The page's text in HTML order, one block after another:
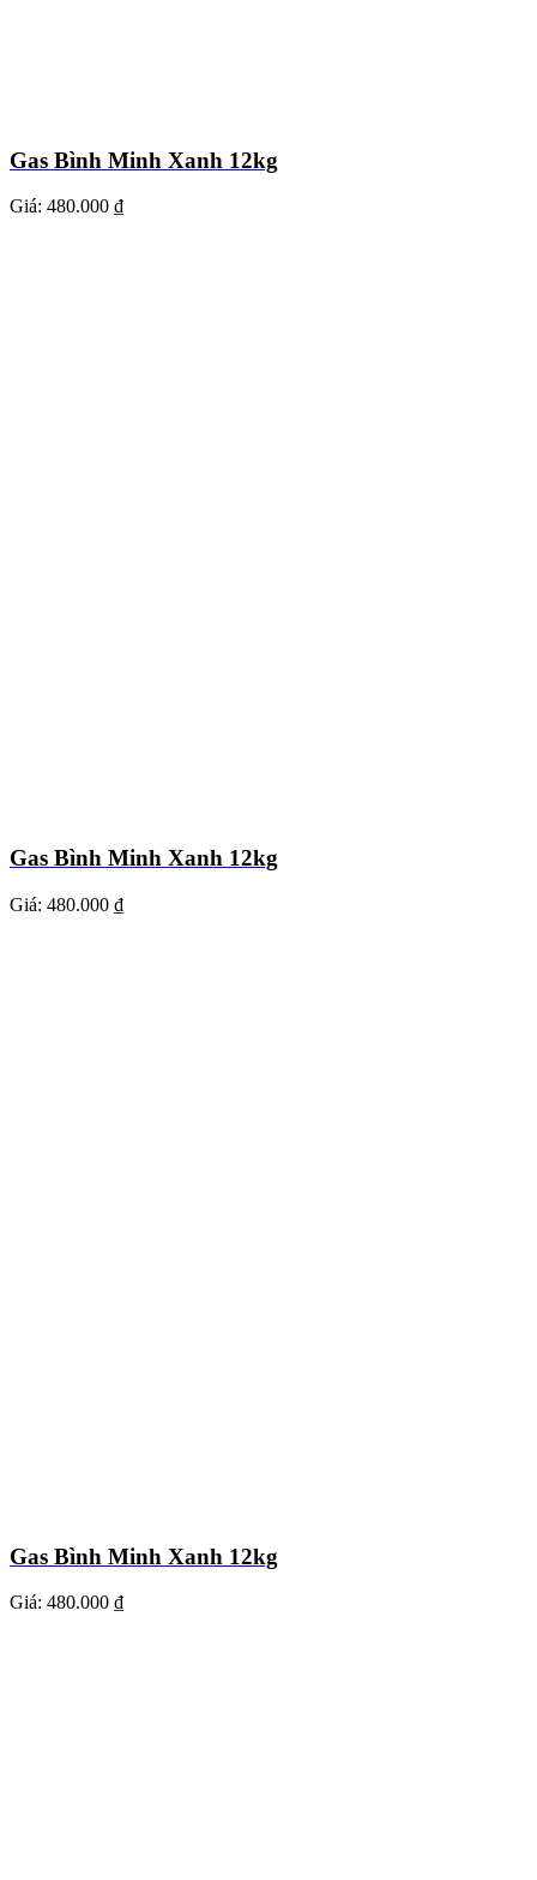
Gas Bình Minh Xanh 12kg
Giá: 480.000 ₫
Gas Bình Minh Xanh 12kg
Giá: 480.000 ₫
Gas Bình Minh Xanh 12kg
Giá: 480.000 ₫